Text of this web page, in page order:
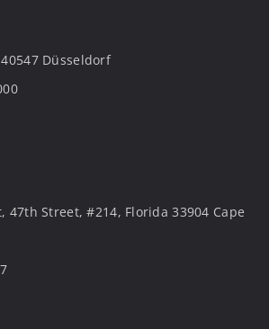
Düsseldorf
47th Street, #214, Florida 33904 Cape